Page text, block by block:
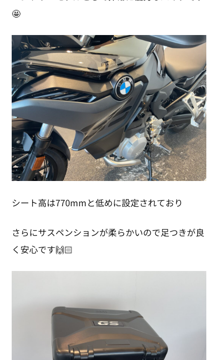
🤩
シート高は770mmと低めに設定されており
さらにサスペンションが柔らかいので足つきが良
く安心です🙌🏻